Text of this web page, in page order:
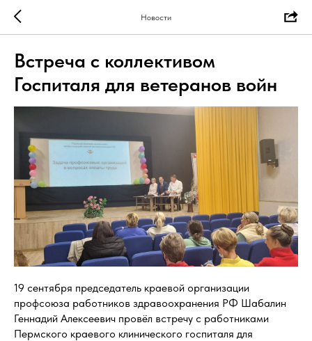
Новости
Встреча с коллективом
Госпиталя для ветеранов войн
19 сентября председатель краевой организации
профсоюза работников здравоохранения РФ Шабалин
Геннадий Алексеевич провёл встречу с работниками
Пермского краевого клинического госпиталя для